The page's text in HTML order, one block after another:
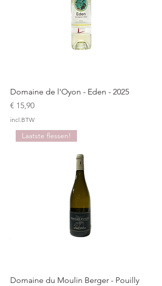
Domaine de l'Oyon - Eden - 2025
Prijs
€ 15,90
incl.BTW
Laatste flessen!
Domaine du Moulin Berger - Pouilly